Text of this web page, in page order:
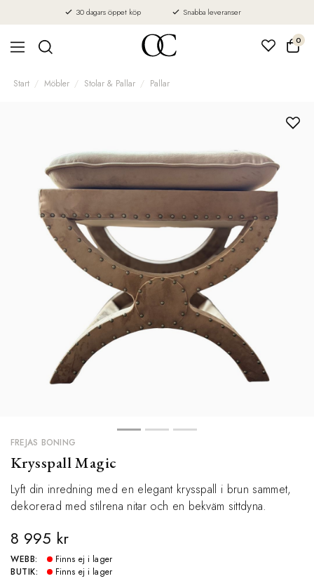
30 dagars öppet köp Snabba leveranser
0
Start Möbler Stolar & Pallar Pallar
FREJAS BONING
Krysspall Magic
Lyft din inredning med en elegant krysspall i brun sammet,
dekorerad med stilrena nitar och en bekväm sittdyna.
8 995 kr
WEBB:
Finns ej i lager
BUTIK:
Finns ej i lager